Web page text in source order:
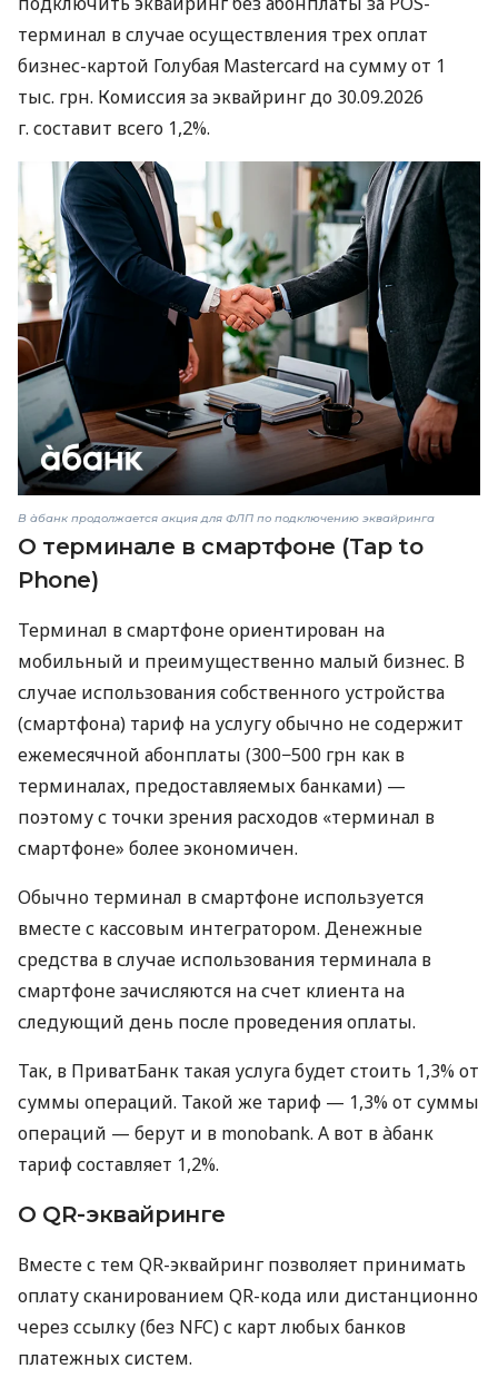
терминал в случае осуществления трех оплат
бизнес-картой Голубая Mastercard на сумму от 1
тыс. грн. Комиссия за эквайринг до 30.09.2026
г. составит всего 1,2%.
В àбанк продолжается акция для ФЛП по подключению эквайринга
О терминале в смартфоне (Tap to
Phone)
Терминал в смартфоне ориентирован на
мобильный и преимущественно малый бизнес. В
случае использования собственного устройства
(смартфона) тариф на услугу обычно не содержит
ежемесячной абонплаты (300−500 грн как в
терминалах, предоставляемых банками) —
поэтому с точки зрения расходов «терминал в
смартфоне» более экономичен.
Обычно терминал в смартфоне используется
вместе с кассовым интегратором. Денежные
средства в случае использования терминала в
смартфоне зачисляются на счет клиента на
следующий день после проведения оплаты.
Так, в ПриватБанк такая услуга будет стоить 1,3% от
суммы операций. Такой же тариф — 1,3% от суммы
операций — берут и в monobank. А вот в àбанк
тариф составляет 1,2%.
О QR-эквайринге
Вместе с тем QR-эквайринг позволяет принимать
оплату сканированием QR-кода или дистанционно
через ссылку (без NFC) с карт любых банков
платежных систем.